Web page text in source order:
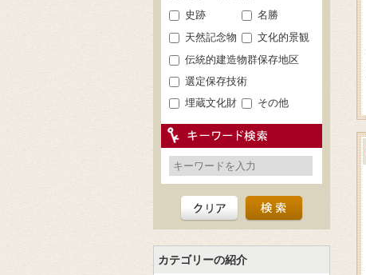
史跡
名勝
天然記念物
文化的景観
伝統的建造物群保存地区
選定保存技術
埋蔵文化財
その他
カテゴリーの紹介